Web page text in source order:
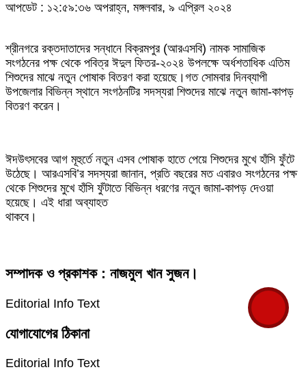
আপডেট : ১২:৫৯:৩৬ অপরাহ্ন, মঙ্গলবার, ৯ এপ্রিল ২০২৪
শ্রীনগরে রক্তদাতাদের সন্ধানে বিক্রমপুর (আরএসবি) নামক সামাজিক
সংগঠনের পক্ষ থেকে পবিত্র ঈদুল ফিতর-২০২৪ উপলক্ষে অর্ধশতাধিক এতিম
শিশুদের মাঝে নতুন পোষাক বিতরণ করা হয়েছে।গত সোমবার দিনব্যাপী
উপজেলার বিভিন্ন স্থানে সংগঠনটির সদস্যরা শিশুদের মাঝে নতুন জামা-কাপড়
বিতরণ করেন।
ঈদউৎসবের আগ মূহুর্তে নতুন এসব পোষাক হাতে পেয়ে শিশুদের মুখে হাঁসি ফুঁটে
উঠেছে। আরএসবি’র সদস্যরা জানান, প্রতি বছরের মত এবারও সংগঠনের পক্ষ
থেকে শিশুদের মুখে হাঁসি ফুঁটাতে বিভিন্ন ধরণের নতুন জামা-কাপড় দেওয়া
হয়েছে। এই ধারা অব্যাহত
থাকবে।
সম্পাদক ও প্রকাশক : নাজমুল খান সুজন।
Editorial Info Text
যোগাযোগের ঠিকানা
Editorial Info Text